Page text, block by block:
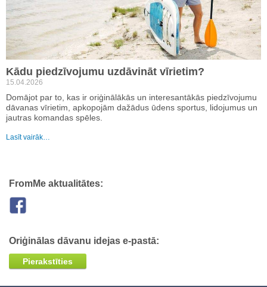
Kādu piedzīvojumu uzdāvināt vīrietim?
15.04.2026
Domājot par to, kas ir oriģinālākās un interesantākās piedzīvojumu
dāvanas vīrietim, apkopojām dažādus ūdens sportus, lidojumus un
jautras komandas spēles.
Lasīt vairāk…
FromMe aktualitātes:
Oriģinālas dāvanu idejas e-pastā:
Pierakstīties